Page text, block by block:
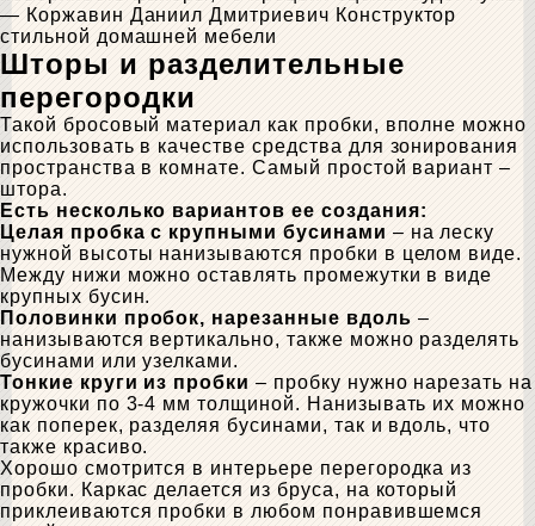
— Коржавин Даниил Дмитриевич Конструктор
стильной домашней мебели
Шторы и разделительные
перегородки
Такой бросовый материал как пробки, вполне можно
использовать в качестве средства для зонирования
пространства в комнате. Самый простой вариант –
штора.
Есть несколько вариантов ее создания:
Целая пробка с крупными бусинами – на леску
нужной высоты нанизываются пробки в целом виде.
Между нижи можно оставлять промежутки в виде
крупных бусин.
Половинки пробок, нарезанные вдоль –
нанизываются вертикально, также можно разделять
бусинами или узелками.
Тонкие круги из пробки – пробку нужно нарезать на
кружочки по 3-4 мм толщиной. Нанизывать их можно
как поперек, разделяя бусинами, так и вдоль, что
также красиво.
Хорошо смотрится в интерьере перегородка из
пробки. Каркас делается из бруса, на который
приклеиваются пробки в любом понравившемся